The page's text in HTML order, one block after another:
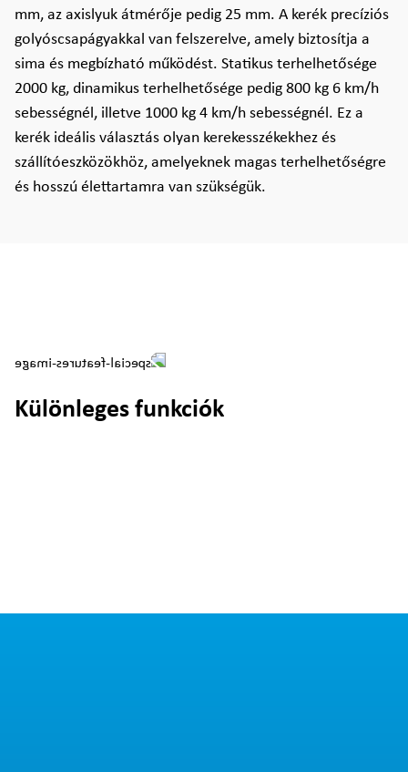
mm, az axislyuk átmérője pedig 25 mm. A kerék precíziós
golyóscsapágyakkal van felszerelve, amely biztosítja a
sima és megbízható működést. Statikus terhelhetősége
2000 kg, dinamikus terhelhetősége pedig 800 kg 6 km/h
sebességnél, illetve 1000 kg 4 km/h sebességnél. Ez a
kerék ideális választás olyan kerekesszékekhez és
szállítóeszközökhöz, amelyeknek magas terhelhetőségre
és hosszú élettartamra van szükségük.
Különleges funkciók